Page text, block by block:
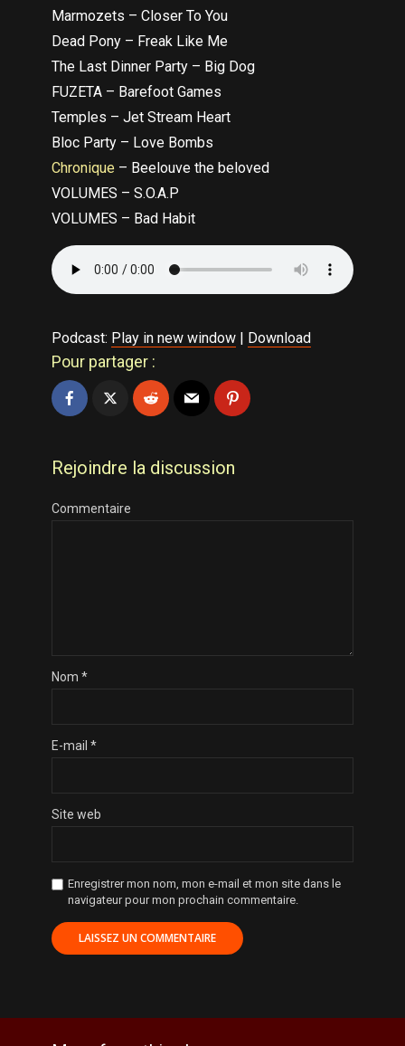
Marmozets – Closer To You
Dead Pony – Freak Like Me
The Last Dinner Party – Big Dog
FUZETA – Barefoot Games
Temples – Jet Stream Heart
Bloc Party – Love Bombs
Chronique – Beelouve the beloved
VOLUMES – S.O.A.P
VOLUMES – Bad Habit
Podcast: Play in new window | Download
Pour partager :
Rejoindre la discussion
Commentaire
Nom *
E-mail *
Site web
Enregistrer mon nom, mon e-mail et mon site dans le
navigateur pour mon prochain commentaire.